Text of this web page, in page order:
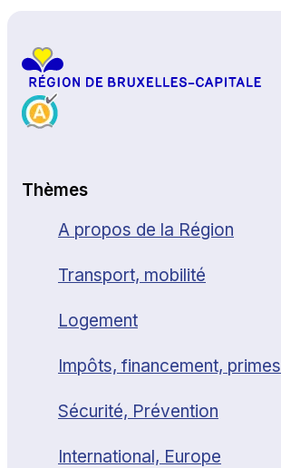
Thèmes
A propos de la Région
Transport, mobilité
Logement
Impôts, financement, primes
Sécurité, Prévention
International, Europe